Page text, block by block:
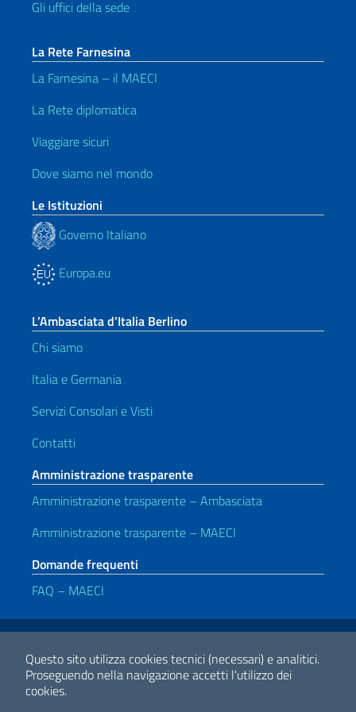
Questo sito utilizza cookies tecnici (necessari) e analitici.
Proseguendo nella navigazione accetti l'utilizzo dei
cookies.
Gli uffici della sede
La Rete Farnesina
La Farnesina – il MAECI
La Rete diplomatica
Viaggiare sicuri
Dove siamo nel mondo
Le Istituzioni
Governo Italiano
Europa.eu
L’Ambasciata d’Italia Berlino
Chi siamo
Italia e Germania
Servizi Consolari e Visti
Contatti
Amministrazione trasparente
Amministrazione trasparente – Ambasciata
Amministrazione trasparente – MAECI
Domande frequenti
FAQ – MAECI
Link Utili